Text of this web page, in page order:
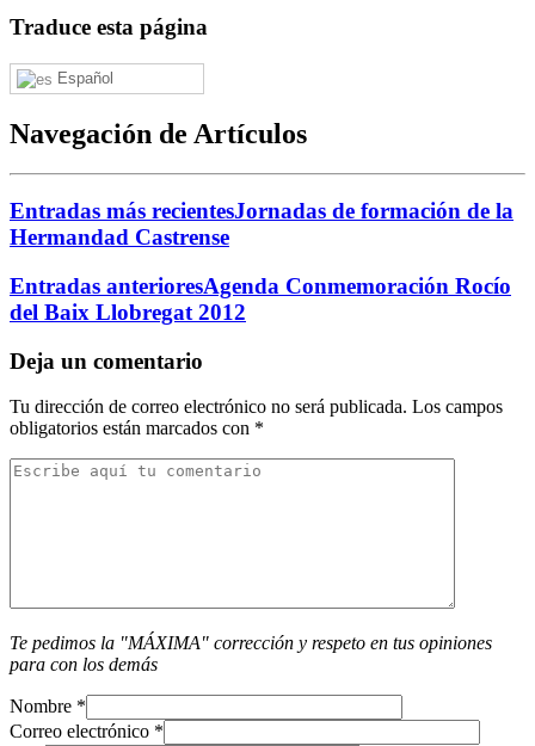
Traduce esta página
Español
Navegación de Artículos
Entradas más recientesJornadas de formación de la
Hermandad Castrense
Entradas anterioresAgenda Conmemoración Rocío
del Baix Llobregat 2012
Deja un comentario
Tu dirección de correo electrónico no será publicada. Los campos
obligatorios están marcados con *
Te pedimos la "MÁXIMA" corrección y respeto en tus opiniones
para con los demás
Nombre *
Correo electrónico *